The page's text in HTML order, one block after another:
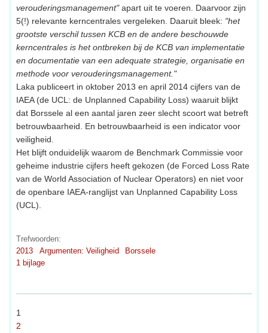
verouderingsmanagement"apart uit te voeren. Daarvoor zijn
5(!) relevante kerncentrales vergeleken. Daaruit bleek: "het
grootste verschil tussen KCB en de andere beschouwde
kerncentrales is het ontbreken bij de KCB van implementatie
en documentatie van een adequate strategie, organisatie en
methode voor verouderingsmanagement."
Laka publiceert in oktober 2013 en april 2014 cijfers van de
IAEA (de UCL: de Unplanned Capability Loss) waaruit blijkt
dat Borssele al een aantal jaren zeer slecht scoort wat betreft
betrouwbaarheid. En betrouwbaarheid is een indicator voor
veiligheid.
Het blijft onduidelijk waarom de Benchmark Commissie voor
geheime industrie cijfers heeft gekozen (de Forced Loss Rate
van de World Association of Nuclear Operators) en niet voor
de openbare IAEA-ranglijst van Unplanned Capability Loss
(UCL).
Trefwoorden:
2013
Argumenten: Veiligheid
Borssele
1 bijlage
1
2